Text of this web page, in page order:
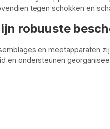
tegen schokken en
robuuste
en meetapparaten
en ondersteunen